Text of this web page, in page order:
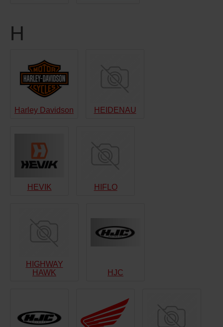
H
Harley Davidson HEIDENAU
HEVIK HIFLO
HIGHWAY
HAWK
HJC